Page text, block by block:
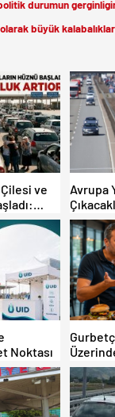
durumun
büyük
ve
Artıyor!
Avrupa
Güncel
Avrupa
Noktası
Edin”